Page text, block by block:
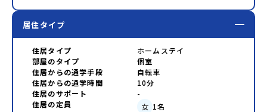
居住タイプ
住居タイプ
ホームステイ
部屋のタイプ
個室
住居からの通学手段
自転車
住居からの通学時間
10分
住居のサポート
-
住居の定員
女 1名